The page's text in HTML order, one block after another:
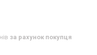
за рахунок покупця